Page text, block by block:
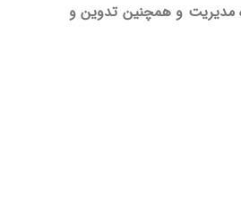
مدیریت و همچنین تدوین و